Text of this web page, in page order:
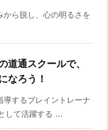
ら脱し、心の明るさを
道通スクールで、
なろう！
するブレイントレーナ
して活躍する ...